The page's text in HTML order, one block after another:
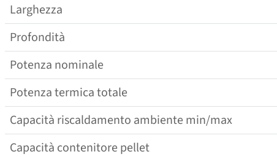
Larghezza
Profondità
Potenza nominale
Potenza termica totale
Capacità riscaldamento ambiente min/​​max
Capacità contenitore pellet